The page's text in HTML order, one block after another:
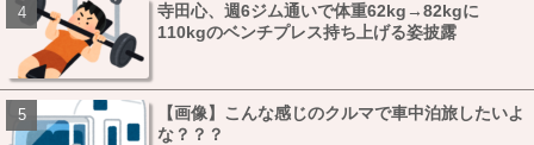
寺田心、週6ジム通いで体重62kg→82kgに
110kgのベンチプレス持ち上げる姿披露
【画像】こんな感じのクルマで車中泊旅したいよ
な？？？